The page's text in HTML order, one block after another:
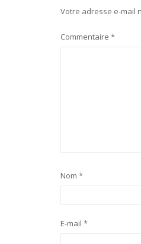
Votre adresse e-mail
Commentaire *
Nom *
E-mail *